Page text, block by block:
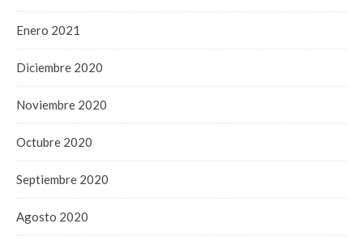
Enero 2021
Diciembre 2020
Noviembre 2020
Octubre 2020
Septiembre 2020
Agosto 2020